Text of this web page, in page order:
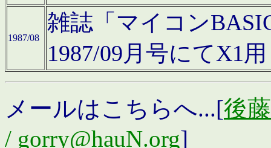
1987/08
雑誌「マイコン
1987/09月号にてX1
メールはこちらへ...[後
/ gorry@hauN.org]